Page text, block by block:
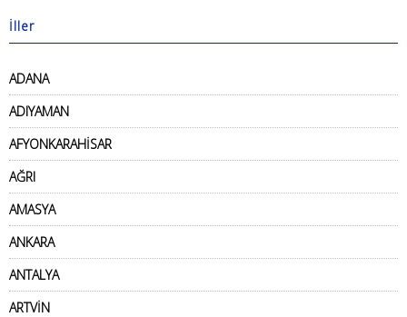
İller
ADANA
ADIYAMAN
AFYONKARAHİSAR
AĞRI
AMASYA
ANKARA
ANTALYA
ARTVİN